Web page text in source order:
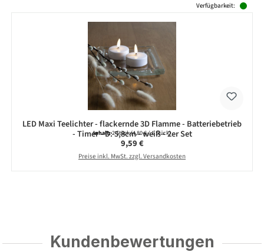
Verfügbarkeit:
LED Maxi Teelichter - flackernde 3D Flamme - Batteriebetrieb
- Timer - D: 5,8cm - weiß - 2er Set
Inhalt:2 Stück(4,80 € / 1 Stück)
Regulärer Preis:
9,59 €
Preise inkl. MwSt. zzgl. Versandkosten
Kundenbewertungen